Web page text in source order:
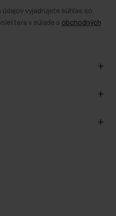
údajov vyjadrujete súhlas so
v súlade s obchodných
údajov